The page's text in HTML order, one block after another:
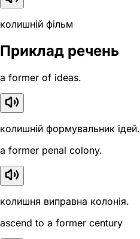
колишній фільм
Приклад речень
a former of ideas.
колишній формувальник ідей.
a former penal colony.
колишня виправна колонія.
ascend to a former century